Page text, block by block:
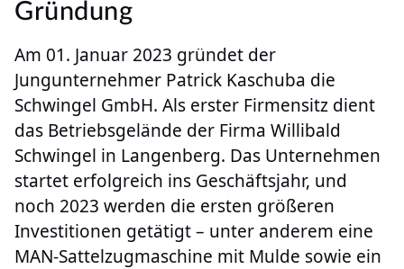
Gründung
Am 01. Januar 2023 gründet der
Jungunternehmer Patrick Kaschuba die
Schwingel GmbH. Als erster Firmensitz dient
das Betriebsgelände der Firma Willibald
Schwingel in Langenberg. Das Unternehmen
startet erfolgreich ins Geschäftsjahr, und
noch 2023 werden die ersten größeren
Investitionen getätigt – unter anderem eine
MAN-Sattelzugmaschine mit Mulde sowie ein